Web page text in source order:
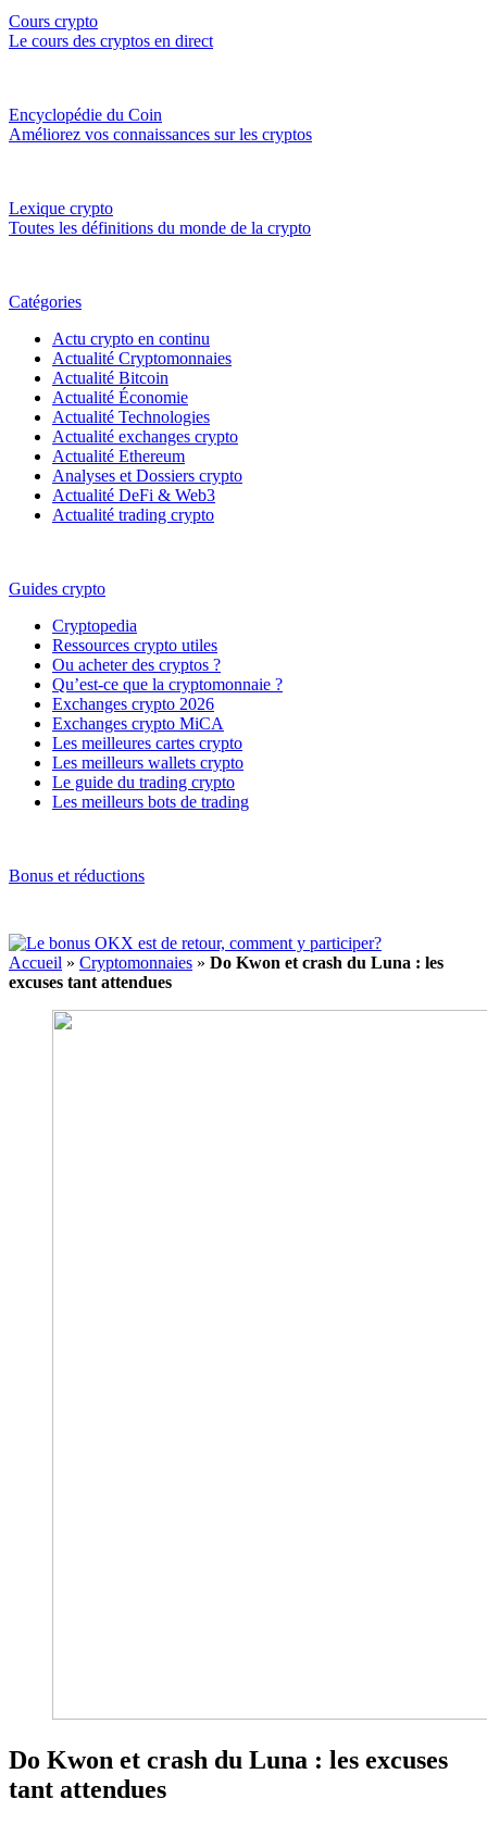
Cours crypto
Le cours des cryptos en direct
Encyclopédie du Coin
Améliorez vos connaissances sur les cryptos
Lexique crypto
Toutes les définitions du monde de la crypto
Catégories
Actu crypto en continu
Actualité Cryptomonnaies
Actualité Bitcoin
Actualité Économie
Actualité Technologies
Actualité exchanges crypto
Actualité Ethereum
Analyses et Dossiers crypto
Actualité DeFi & Web3
Actualité trading crypto
Guides crypto
Cryptopedia
Ressources crypto utiles
Ou acheter des cryptos ?
Qu’est-ce que la cryptomonnaie ?
Exchanges crypto 2026
Exchanges crypto MiCA
Les meilleures cartes crypto
Les meilleurs wallets crypto
Le guide du trading crypto
Les meilleurs bots de trading
Bonus et réductions
Accueil » Cryptomonnaies » Do Kwon et crash du Luna : les
excuses tant attendues
Do Kwon et crash du Luna : les excuses
tant attendues